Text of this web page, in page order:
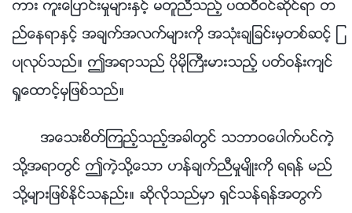
ကား ကူးေျပာင္းမႈမ်ားႏွင့္ မတူညီသည့္ ပထဝီဝင္ဆိုင္ရာ တ
ည္ေနရာႏွင့္ အခ်က္အလက္မ်ားကို အသုံးခ်ျခင္းမွတစ္ဆင့္ ျ
ပဳလုပ္သည္။ ဤအရာသည္ ပိုမိုႀကီးမားသည့္ ပတ္ဝန္းက်င္
ရႈေထာင့္မွျဖစ္သည္။
အေသးစိတ္ၾကည့္သည့္အခါတြင္ သဘာဝေပါက္ပင္ကဲ့
သို႔အရာတြင္ ဤကဲ့သို႔ေသာ ဟန္ခ်က္ညီမႈမ်ိဳးကို ရရန္ မည္
သို႔မ်ားျဖစ္ႏိုင္သနည္း။ ဆိုလိုသည္မွာ ရွင္သန္ရန္အတြက္